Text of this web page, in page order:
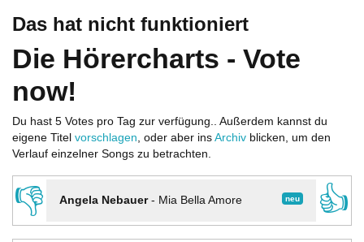
Das hat nicht funktioniert
Die Hörercharts - Vote
now!
Du hast 5 Votes pro Tag zur verfügung.. Außerdem kannst du
eigene Titel vorschlagen, oder aber ins Archiv blicken, um den
Verlauf einzelner Songs zu betrachten.
👎 neu
Angela Nebauer- Mia Bella Amore
👍